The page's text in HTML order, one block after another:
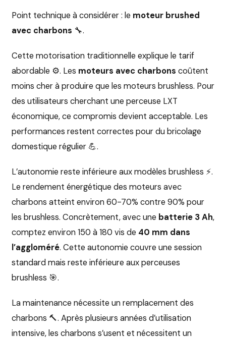
Point technique à considérer : le moteur brushed
avec charbons 🔧.
Cette motorisation traditionnelle explique le tarif
abordable ⚙️. Les moteurs avec charbons coûtent
moins cher à produire que les moteurs brushless. Pour
des utilisateurs cherchant une perceuse LXT
économique, ce compromis devient acceptable. Les
performances restent correctes pour du bricolage
domestique régulier 💪.
L’autonomie reste inférieure aux modèles brushless ⚡.
Le rendement énergétique des moteurs avec
charbons atteint environ 60-70% contre 90% pour
les brushless. Concrètement, avec une batterie 3 Ah,
comptez environ 150 à 180 vis de 40 mm dans
l’aggloméré. Cette autonomie couvre une session
standard mais reste inférieure aux perceuses
brushless 🎯.
La maintenance nécessite un remplacement des
charbons 🔨. Après plusieurs années d’utilisation
intensive, les charbons s’usent et nécessitent un